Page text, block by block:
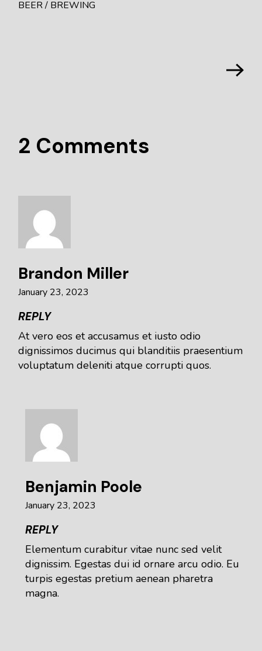
BEER BREWING
2 Comments
Brandon Miller
January 23, 2023
REPLY
At vero eos et accusamus et iusto odio
dignissimos ducimus qui blanditiis praesentium
voluptatum deleniti atque corrupti quos.
Benjamin Poole
January 23, 2023
REPLY
Elementum curabitur vitae nunc sed velit
dignissim. Egestas dui id ornare arcu odio. Eu
turpis egestas pretium aenean pharetra
magna.